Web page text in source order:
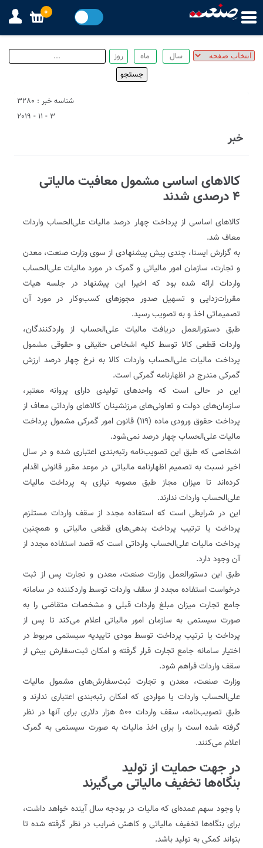
شناسه خبر : 3280
3 - 11 - 2019
خبر
کالاهای اساسی مشمول معافیت مالیاتی
۴ درصدی شدند
کالاهای اساسی از پرداخت چهار درصد مالیات علی‌الحساب واردات
معاف شد.
به گزارش ایسنا، چندی پیش پیشنهادی از سوی وزارت صنعت، معدن
و تجارت، سازمان امور مالیاتی و گمرک در مورد مالیات علی‌الحساب
واردات ارائه شده بود که اخیرا این پیشنهاد در جلسه هیات
مقررات‌زدایی و تسهیل صدور مجوزهای کسب‌و‌کار در مورد آن
تصمیماتی اخذ و به تصویب رسید.
طبق دستورالعمل دریافت مالیات علی‌الحساب از وارد‌کنندگان،
واردات قطعی کالا توسط کلیه اشخاص حقیقی و حقوقی مشمول
پرداخت مالیات علی‌الحساب واردات کالا به نرخ چهار درصد ارزش
گمرکی مندرج در اظهارنامه گمرکی است.
این در حالی است که واحدهای تولیدی دارای پروانه معتبر،
سازمان‌های دولت و تعاونی‌های مرز‌نشینان کالاهای وارداتی معاف از
پرداخت حقوق ورودی ماده (۱۱۹) قانون امور گمرکی مشمول پرداخت
مالیات علی‌الحساب چهار درصد نمی‌شود.
اشخاصی که طبق این تصویب‌نامه رتبه‌بندی اعتباری شده و در سال
اخیر نسبت به تصمیم اظهارنامه مالیاتی در موعد مقرر قانونی اقدام
کرده‌اند تا میزان مجاز طبق مصوبه نیازی به پرداخت مالیات
علی‌الحساب واردات ندارند.
این در شرایطی است که استفاده مجدد از سقف واردات مستلزم
پرداخت یا ترتیب پرداخت بدهی‌های قطعی مالیاتی و همچنین
پرداخت مالیات علی‌الحساب وارداتی است که قصد استفاده مجدد از
آن وجود دارد.
طبق این دستورالعمل وزارت صنعت، معدن و تجارت پس از ثبت
درخواست استفاده مجدد از سقف واردات توسط وارد‌کننده در سامانه
جامع تجارت میزان مبلغ واردات قبلی و مشخصات متقاضی را به
صورت سیستمی به سازمان امور مالیاتی اعلام می‌کند تا پس از
پرداخت یا ترتیب پرداخت توسط مودی تاییدیه سیستمی مربوط در
اختیار سامانه جامع تجارت قرار گرفته و امکان ثبت‌سفارش بیش از
سقف واردات فراهم شود.
وزارت صنعت، معدن و تجارت ثبت‌سفارش‌های مشمول مالیات
علی‌الحساب واردات یا مواردی که امکان رتبه‌بندی اعتباری ندارند و
طبق تصویب‌نامه، سقف واردات ۵۰۰ هزار دلاری برای آنها در نظر
گرفته شده است را برای اخذ مالیات به صورت سیستمی به گمرک
اعلام می‌کنند.
در جهت حمایت از تولید‌
بنگاه‌ها تخفیف مالیاتی می‌گیرند
با وجود سهم عمده‌ای که مالیات در بودجه سال آینده خواهد داشت،
برای بنگاه‌ها تخفیف مالیاتی و کاهش ضرایب در نظر گرفته شده تا
بتواند کمکی به تولید باشد.
0